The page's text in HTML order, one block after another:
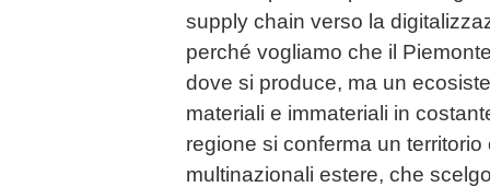
supply chain verso la
perché vogliamo che il
dove si produce, ma un
materiali e immateriali in
regione si conferma un
multinazionali estere, che